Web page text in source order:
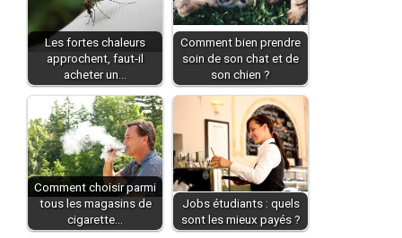
Les fortes chaleurs
approchent, faut-il
acheter un…
Comment bien prendre
soin de son chat et de
son chien ?
Comment choisir parmi
tous les magasins de
cigarette…
Jobs étudiants : quels
sont les mieux payés ?